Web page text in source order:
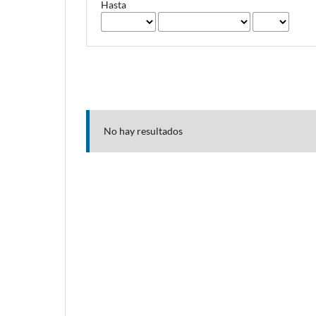
Hasta
No hay resultados